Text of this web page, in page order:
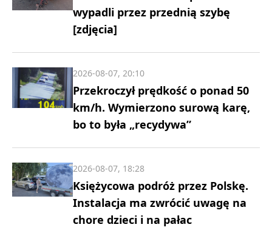
wypadli przez przednią szybę
[zdjęcia]
Przekroczył prędkość o ponad 50
km/h. Wymierzono surową karę,
bo to była „recydywa”
2026-08-07, 20:10
Księżycowa podróż przez Polskę.
Instalacja ma zwrócić uwagę na
chore dzieci i na pałac
2026-08-07, 18:28